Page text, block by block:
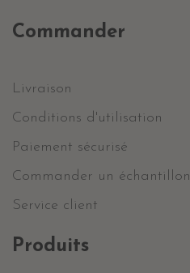
Commander
Livraison
Conditions d'utilisation
Paiement sécurisé
Commander un échantillon
Service client
Produits